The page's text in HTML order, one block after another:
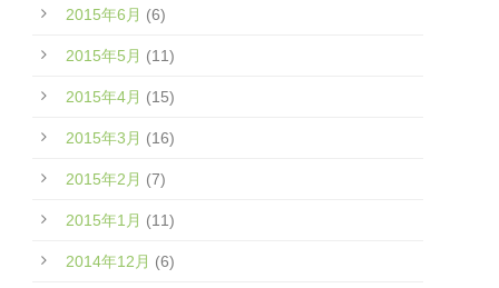
2015年6月 (6)
2015年5月 (11)
2015年4月 (15)
2015年3月 (16)
2015年2月 (7)
2015年1月 (11)
2014年12月 (6)